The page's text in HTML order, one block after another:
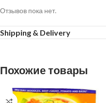
Отзывов пока нет.
Shipping & Delivery
Похожие товары